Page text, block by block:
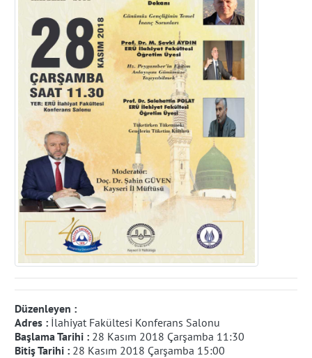
Düzenleyen :
Adres : İlahiyat Fakültesi Konferans Salonu
Başlama Tarihi : 28 Kasım 2018 Çarşamba 11:30
Bitiş Tarihi : 28 Kasım 2018 Çarşamba 15:00